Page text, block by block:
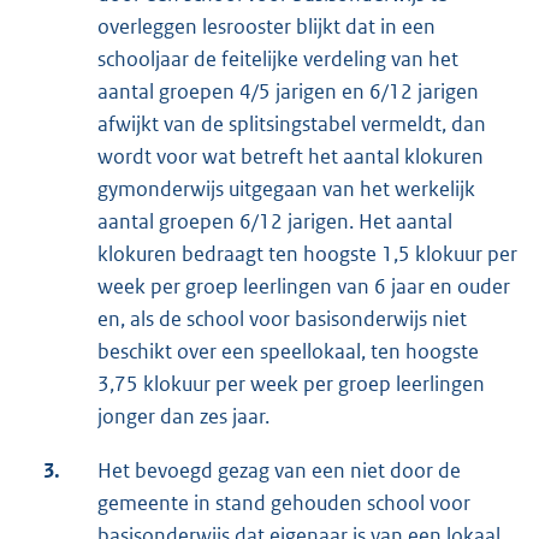
overleggen lesrooster blijkt dat in een
schooljaar de feitelijke verdeling van het
aantal groepen 4/5 jarigen en 6/12 jarigen
afwijkt van de splitsingstabel vermeldt, dan
wordt voor wat betreft het aantal klokuren
gymonderwijs uitgegaan van het werkelijk
aantal groepen 6/12 jarigen. Het aantal
klokuren bedraagt ten hoogste 1,5 klokuur per
week per groep leerlingen van 6 jaar en ouder
en, als de school voor basisonderwijs niet
beschikt over een speellokaal, ten hoogste
3,75 klokuur per week per groep leerlingen
jonger dan zes jaar.
3.
Het bevoegd gezag van een niet door de
gemeente in stand gehouden school voor